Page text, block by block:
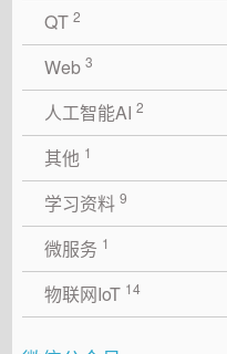
QT 2
Web 3
人工智能AI 2
其他 1
学习资料 9
微服务 1
物联网IoT 14